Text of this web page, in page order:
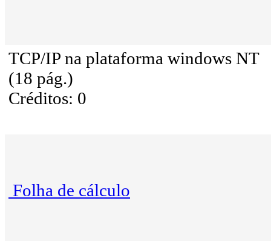
TCP/IP na plataforma windows NT
(18 pág.)
Créditos: 0
Folha de cálculo